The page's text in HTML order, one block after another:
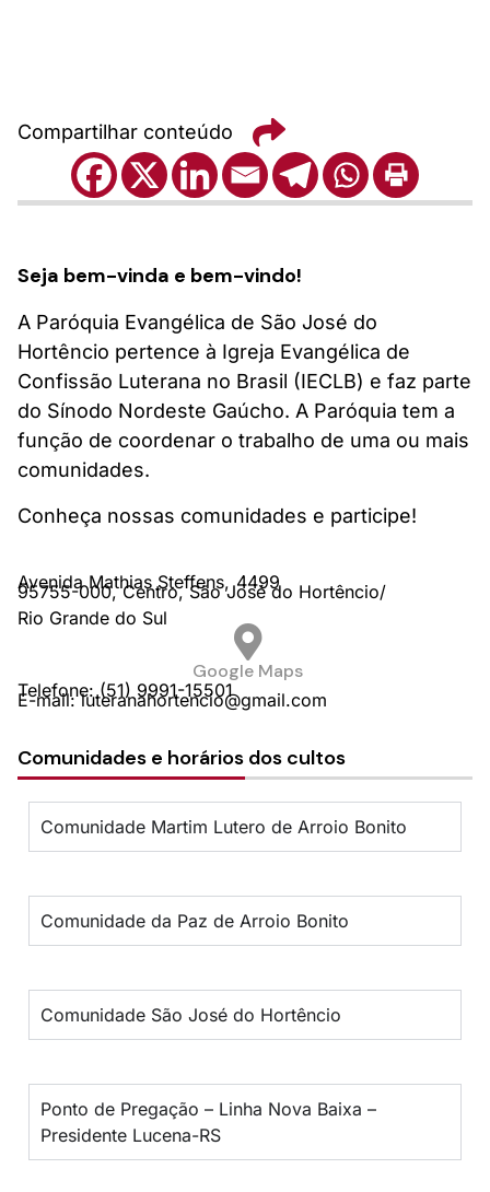
Compartilhar conteúdo
Seja bem-vinda e bem-vindo!
A Paróquia Evangélica de São José do
Hortêncio pertence à Igreja Evangélica de
Confissão Luterana no Brasil (IECLB) e faz parte
do Sínodo Nordeste Gaúcho. A Paróquia tem a
função de coordenar o trabalho de uma ou mais
comunidades.
Conheça nossas comunidades e participe!
Avenida Mathias Steffens, 4499
95755-000, Centro, São José do Hortêncio/
Rio Grande do Sul
Google Maps
Telefone: (51) 9991-15501
E-mail: luteranahortencio@gmail.com
Comunidades e horários dos cultos
Comunidade Martim Lutero de Arroio Bonito
Comunidade da Paz de Arroio Bonito
Comunidade São José do Hortêncio
Ponto de Pregação – Linha Nova Baixa –
Presidente Lucena-RS